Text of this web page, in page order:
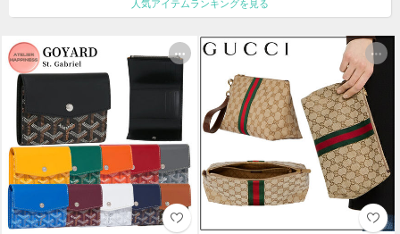
人気アイテムランキングを見る